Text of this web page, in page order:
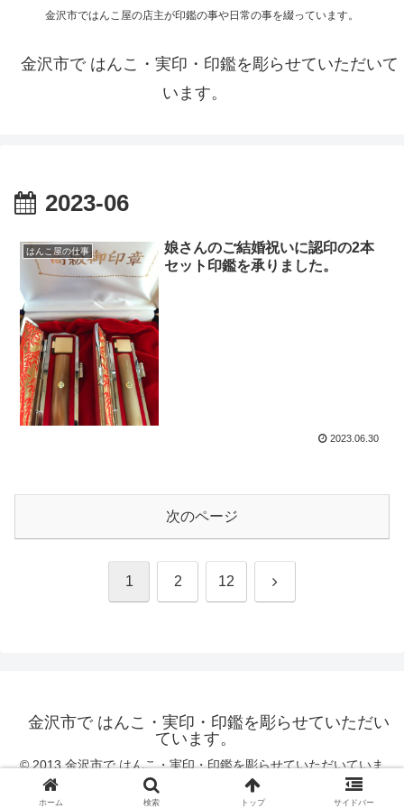
金沢市ではんこ屋の店主が印鑑の事や日常の事を綴っています。
金沢市で はんこ・実印・印鑑を彫らせていただいて
います。
2023-06
はんこ屋の仕事
娘さんのご結婚祝いに認印の2本
セット印鑑を承りました。
2023.06.30
次のページ
1 2 12 次
金沢市で はんこ・実印・印鑑を彫らせていただい
ています。
© 2013 金沢市で はんこ・実印・印鑑を彫らせていただいていま
ホーム 検索 トップ サイドバー